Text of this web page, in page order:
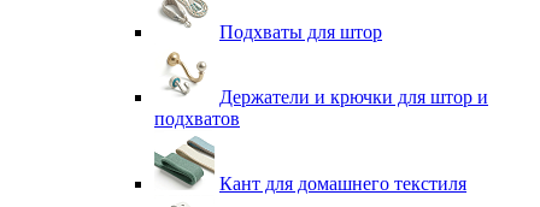
Подхваты для штор
Держатели и крючки для штор и
подхватов
Кант для домашнего текстиля